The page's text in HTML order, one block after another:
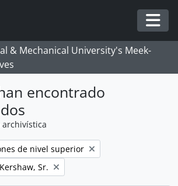
& Mechanical University's Meek-
encontrado
archivística
de nivel superior
Sr.